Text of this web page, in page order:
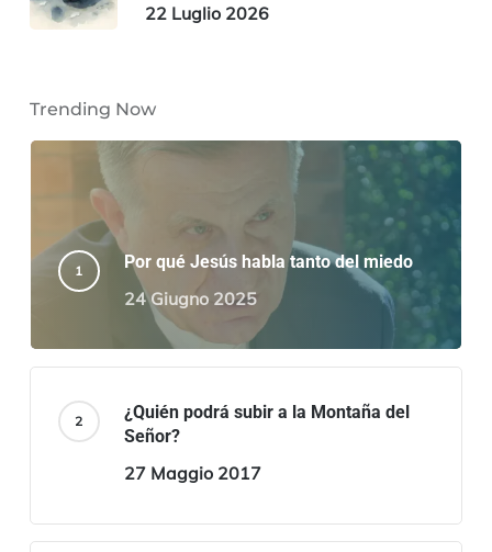
22 Luglio 2026
Trending Now
Por qué Jesús habla tanto del miedo
24 Giugno 2025
¿Quién podrá subir a la Montaña del
Señor?
27 Maggio 2017